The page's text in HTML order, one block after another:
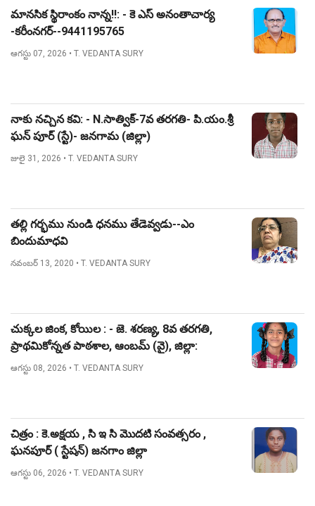
మానసిక స్థిరాంకం నాన్న!!: - కె ఎస్ అనంతాచార్య
-కరీంనగర్--9441195765
ఆగస్టు 07, 2026 • T. VEDANTA SURY
నాకు నచ్చిన కవి: - N.సాత్విక్-7వ తరగతి- పి.యం.శ్రీ
ఘన్ పూర్ (స్టే)- జనగామ (జిల్లా)
జులై 31, 2026 • T. VEDANTA SURY
తల్లి గర్భము నుండి ధనము తేడెవ్వడు--ఎం
బిందుమాధవి
నవంబర్ 13, 2020 • T. VEDANTA SURY
చుక్కల జింక, కోయిల : - జె. శరణ్య, 8వ తరగతి,
ప్రాథమికోన్నత పాఠశాల, ఆంబమ్ (వై), జిల్లా:
నిజామాబాద్.
ఆగస్టు 08, 2026 • T. VEDANTA SURY
చిత్రం : కె.అక్షయ , సి ఇ సి మొదటి సంవత్సరం ,
ఘనపూర్ ( స్టేషన్) జనగాం జిల్లా
ఆగస్టు 06, 2026 • T. VEDANTA SURY